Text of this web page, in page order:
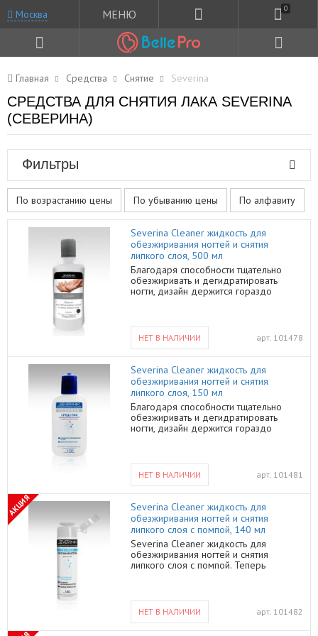
Москва МЕНЮ 0
Главная Средства Снятие Severina
СРЕДСТВА ДЛЯ СНЯТИЯ ЛАКА SEVERINA
(СЕВЕРИНА)
Фильтры
По возрастанию цены По убыванию цены По алфавиту
Severina Cleaner жидкость для
обезжиривания ногтей и снятия
липкого слоя, 500 мл
Благодаря способности тщательно
обезжиривать и дегидратировать
ногти, дизайн держится гораздо
НЕТ В НАЛИЧИИ арт. 101478
Severina Cleaner жидкость для
обезжиривания ногтей и снятия
липкого слоя, 150 мл
Благодаря способности тщательно
обезжиривать и дегидратировать
ногти, дизайн держится гораздо
НЕТ В НАЛИЧИИ арт. 101481
АКЦИЯ
Severina Cleaner жидкость для
обезжиривания ногтей и снятия
липкого слоя с помпой, 140 мл
Severina Cleaner жидкость для
обезжиривания ногтей и снятия
липкого слоя с помпой. Теперь
быстрее благодаря удобному
дозатору с помпой, которая не
допускает проливания средства и
НЕТ В НАЛИЧИИ арт. 101482